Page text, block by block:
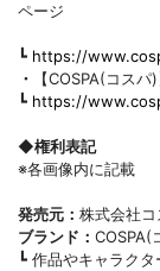
ページ
┗ https://
・
【COSPA(コス
┗ https://
◆権利表記
※各画像内に記載
発売元： 株式会社コ
ブランド： COSPA(
┗ 作品やキャラク